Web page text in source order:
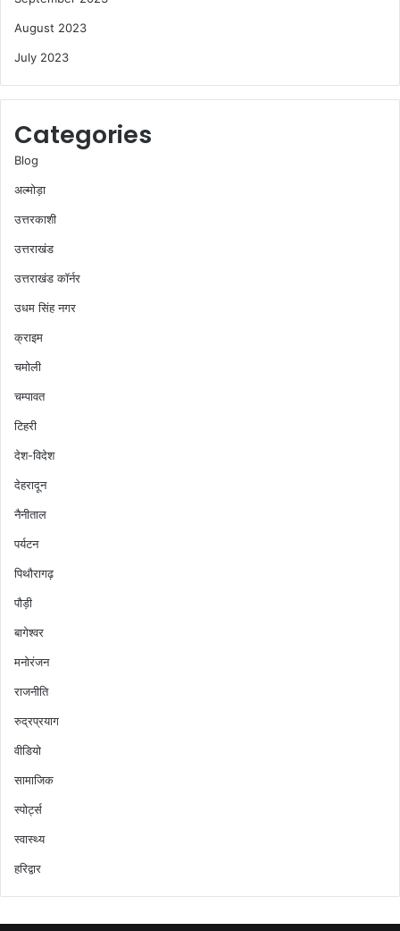
August 2023
July 2023
Categories
Blog
अल्मोड़ा
उत्तरकाशी
उत्तराखंड
उत्तराखंड कॉर्नर
उधम सिंह नगर
क्राइम
चमोली
चम्पावत
टिहरी
देश-विदेश
देहरादून
नैनीताल
पर्यटन
पिथौरागढ़
पौड़ी
बागेश्वर
मनोरंजन
राजनीति
रुद्रप्रयाग
वीडियो
सामाजिक
स्पोर्ट्स
स्वास्थ्य
हरिद्वार